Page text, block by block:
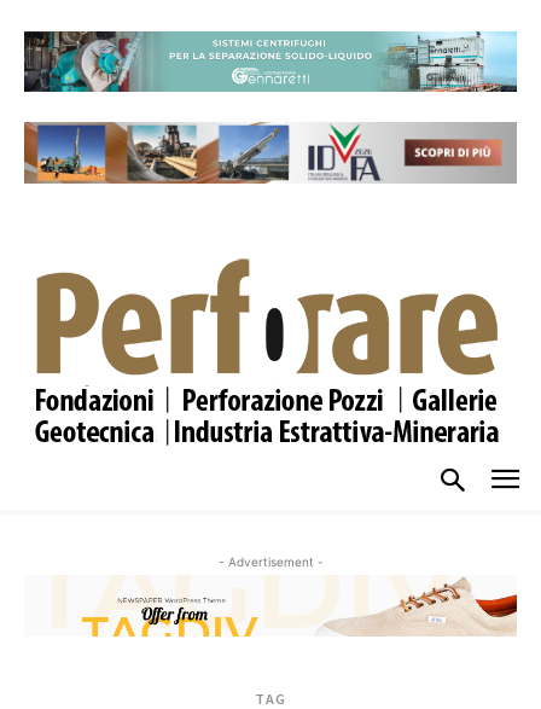
- Advertisement -
TAG